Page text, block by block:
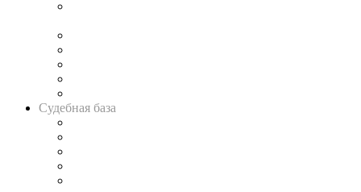
Судебная база